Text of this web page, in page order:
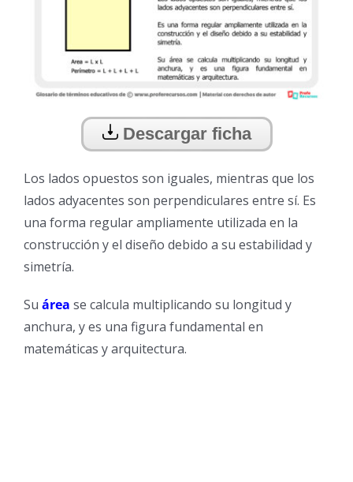
Descargar ficha
Los lados opuestos son iguales, mientras que los
lados adyacentes son perpendiculares entre sí. Es
una forma regular ampliamente utilizada en la
construcción y el diseño debido a su estabilidad y
simetría.
Su área se calcula multiplicando su longitud y
anchura, y es una figura fundamental en
matemáticas y arquitectura.